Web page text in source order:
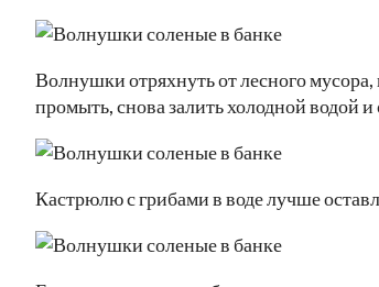
Волнушки отряхнуть от лесного
промыть, снова залить холодной водой и
Кастрюлю с грибами в воде лучше